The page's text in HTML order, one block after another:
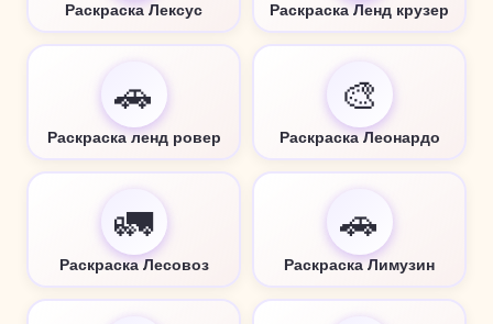
Раскраска Лексус Раскраска Ленд крузер
🚗
Раскраска ленд ровер
🎨
Раскраска Леонардо
🚛
Раскраска Лесовоз
🚗
Раскраска Лимузин